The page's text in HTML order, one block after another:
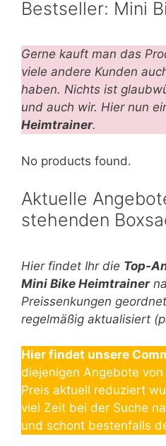
Bestseller: Mini
Gerne kauft man das
viele andere Kunden
haben. Nichts ist
und auch wir. Hier nun
Heimtrainer.
No products found.
Aktuelle
stehenden
Hier findet Ihr die Top-
Mini Bike Heimtrainer
Preissenkungen
regelmäßig aktualisiert
Hier findet unsere
diejenigen Angebote
Preis aktuell reduziert
viel Zeit bei der Suche
und schont bestenfalls